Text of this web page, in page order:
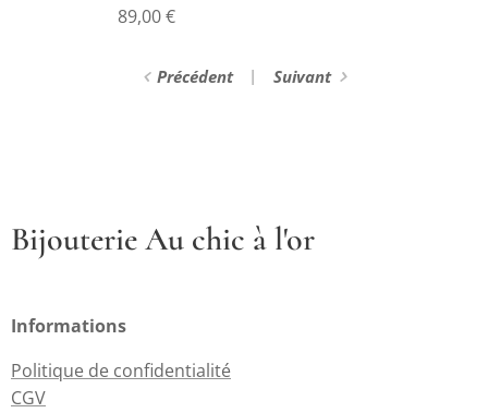
89,00€
Précédent Suivant
Bijouterie Au chic à l'or
Informations
Politique de confidentialité
CGV